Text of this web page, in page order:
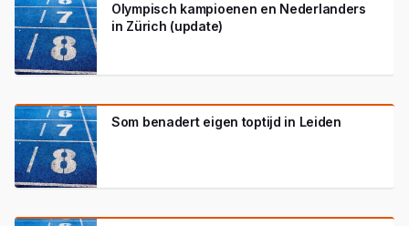
Olympisch kampioenen en Nederlanders
in Zürich (update)
Som benadert eigen toptijd in Leiden